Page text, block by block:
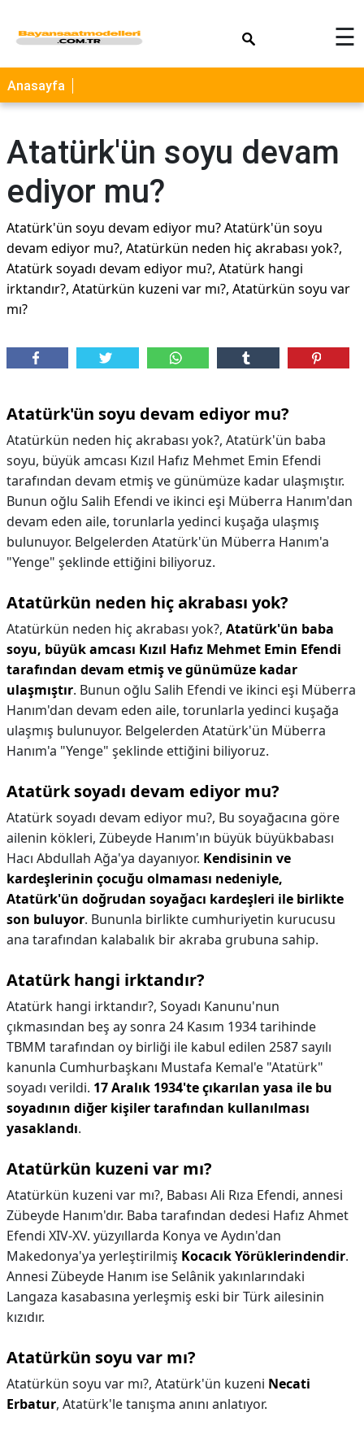
☰
Anasayfa
Atatürk'ün soyu devam
ediyor mu?
Atatürk'ün soyu devam ediyor mu? Atatürk'ün soyu
devam ediyor mu?, Atatürkün neden hiç akrabası yok?,
Atatürk soyadı devam ediyor mu?, Atatürk hangi
irktandır?, Atatürkün kuzeni var mı?, Atatürkün soyu var
mı?
Atatürk'ün soyu devam ediyor mu?
Atatürkün neden hiç akrabası yok?, Atatürk'ün baba
soyu, büyük amcası Kızıl Hafız Mehmet Emin Efendi
tarafından devam etmiş ve günümüze kadar ulaşmıştır.
Bunun oğlu Salih Efendi ve ikinci eşi Müberra Hanım'dan
devam eden aile, torunlarla yedinci kuşağa ulaşmış
bulunuyor. Belgelerden Atatürk'ün Müberra Hanım'a
"Yenge" şeklinde ettiğini biliyoruz.
Atatürkün neden hiç akrabası yok?
Atatürkün neden hiç akrabası yok?, Atatürk'ün baba
soyu, büyük amcası Kızıl Hafız Mehmet Emin Efendi
tarafından devam etmiş ve günümüze kadar
ulaşmıştır. Bunun oğlu Salih Efendi ve ikinci eşi Müberra
Hanım'dan devam eden aile, torunlarla yedinci kuşağa
ulaşmış bulunuyor. Belgelerden Atatürk'ün Müberra
Hanım'a "Yenge" şeklinde ettiğini biliyoruz.
Atatürk soyadı devam ediyor mu?
Atatürk soyadı devam ediyor mu?, Bu soyağacına göre
ailenin kökleri, Zübeyde Hanım'ın büyük büyükbabası
Hacı Abdullah Ağa'ya dayanıyor. Kendisinin ve
kardeşlerinin çocuğu olmaması nedeniyle,
Atatürk'ün doğrudan soyağacı kardeşleri ile birlikte
son buluyor. Bununla birlikte cumhuriyetin kurucusu
ana tarafından kalabalık bir akraba grubuna sahip.
Atatürk hangi irktandır?
Atatürk hangi irktandır?, Soyadı Kanunu'nun
çıkmasından beş ay sonra 24 Kasım 1934 tarihinde
TBMM tarafından oy birliği ile kabul edilen 2587 sayılı
kanunla Cumhurbaşkanı Mustafa Kemal'e "Atatürk"
soyadı verildi. 17 Aralık 1934'te çıkarılan yasa ile bu
soyadının diğer kişiler tarafından kullanılması
yasaklandı.
Atatürkün kuzeni var mı?
Atatürkün kuzeni var mı?, Babası Ali Rıza Efendi, annesi
Zübeyde Hanım'dır. Baba tarafından dedesi Hafız Ahmet
Efendi XIV-XV. yüzyıllarda Konya ve Aydın'dan
Makedonya'ya yerleştirilmiş Kocacık Yörüklerindendir.
Annesi Zübeyde Hanım ise Selânik yakınlarındaki
Langaza kasabasına yerleşmiş eski bir Türk ailesinin
kızıdır.
Atatürkün soyu var mı?
Atatürkün soyu var mı?, Atatürk'ün kuzeni Necati
Erbatur, Atatürk'le tanışma anını anlatıyor.